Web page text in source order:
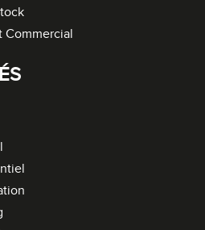
Commercial